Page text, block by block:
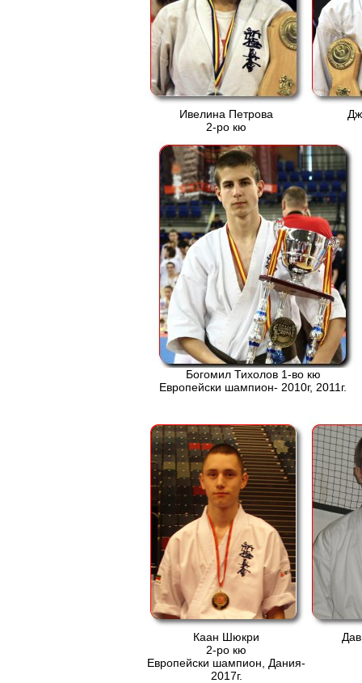
Ивелина Петрова
2-ро кю
Богомил Тихолов 1-во кю
Европейски шампион- 2010г, 2011г.
Каан Шюкри
2-ро кю
Европейски шампион, Дания-
2017г.